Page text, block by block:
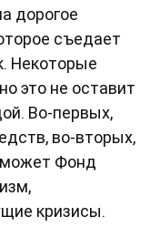
дорогое
съедает
Некоторые
это не оставит
Во-первых,
во-вторых,
Фонд
кризисы.